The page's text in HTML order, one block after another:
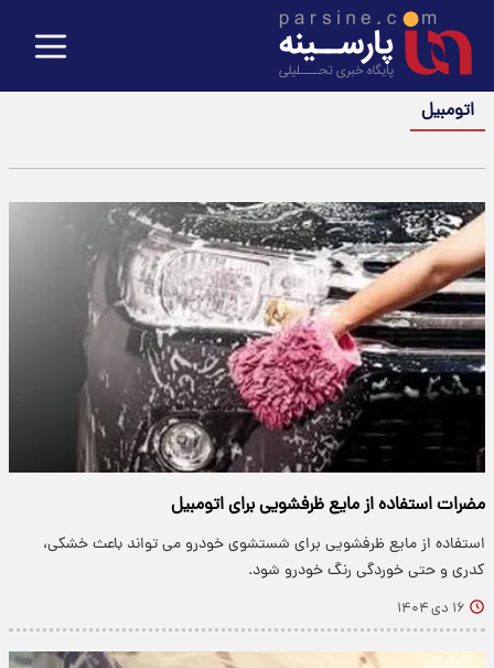
اتومبیل
مضرات استفاده از مایع ظرفشویی برای اتومبیل
استفاده از مایع ظرفشویی برای شستشوی خودرو می تواند باعث خشکی،
کدری و حتی خوردگی رنگ خودرو شود.
۱۶ دی ۱۴۰۴